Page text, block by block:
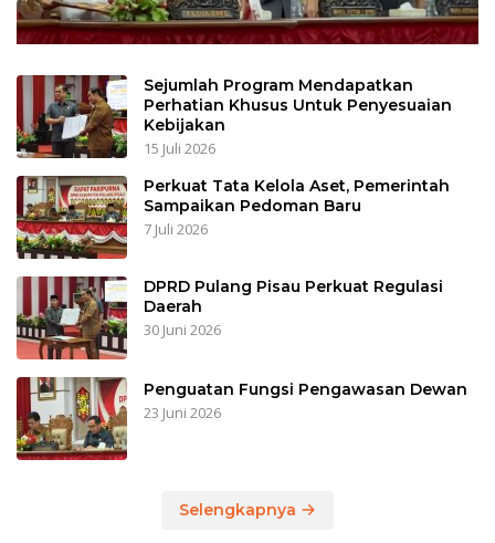
Sejumlah Program Mendapatkan
Perhatian Khusus Untuk Penyesuaian
Kebijakan
15 Juli 2026
Perkuat Tata Kelola Aset, Pemerintah
Sampaikan Pedoman Baru
7 Juli 2026
DPRD Pulang Pisau Perkuat Regulasi
Daerah
30 Juni 2026
Penguatan Fungsi Pengawasan Dewan
23 Juni 2026
Selengkapnya